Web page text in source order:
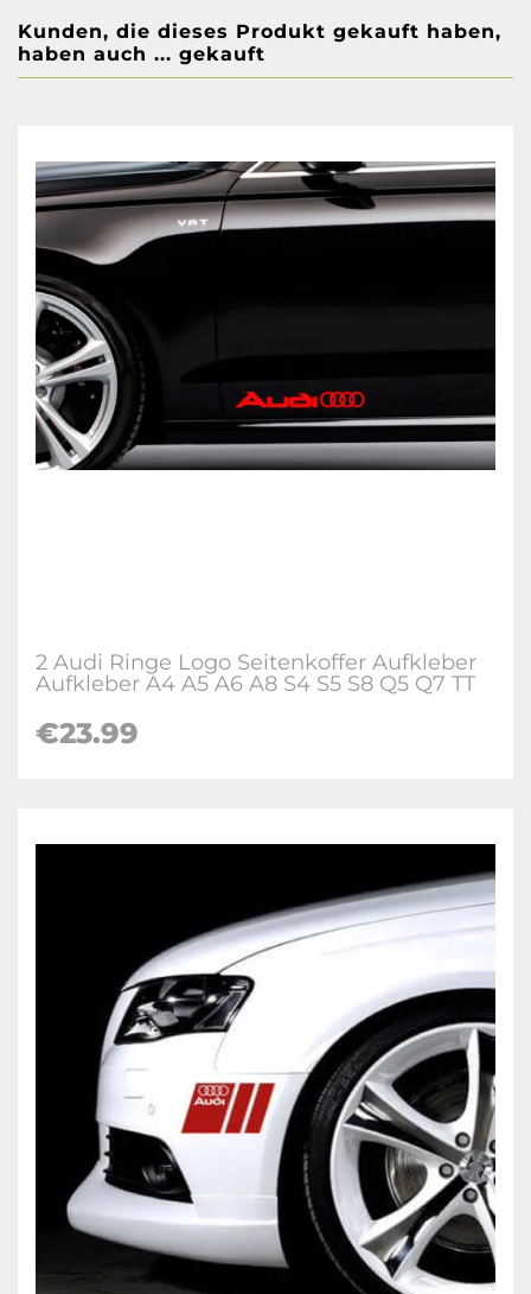
Kunden, die dieses Produkt gekauft haben,
haben auch ... gekauft
2 Audi Ringe Logo Seitenkoffer Aufkleber
Aufkleber A4 A5 A6 A8 S4 S5 S8 Q5 Q7 TT
€23.99